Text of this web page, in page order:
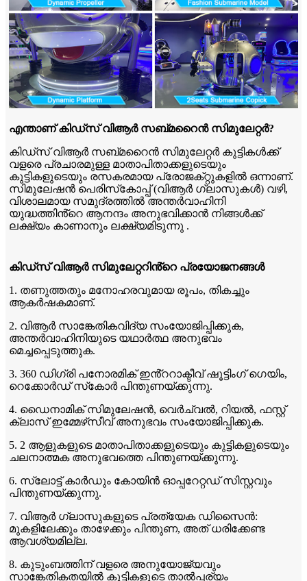
എന്താണ് കിഡ്‌സ് വിആർ സബ്‌മറൈൻ സിമുലേറ്റർ?
കിഡ്‌സ് വിആർ സബ്‌മറൈൻ സിമുലേറ്റർ കുട്ടികൾക്ക്
വളരെ പ്രചാരമുള്ള മാതാപിതാക്കളുടെയും
കുട്ടികളുടെയും രസകരമായ പ്രോജക്‌റ്റുകളിൽ ഒന്നാണ്.
സിമുലേഷൻ പെരിസ്‌കോപ്പ് (വിആർ ഗ്ലാസുകൾ) വഴി,
വിശാലമായ സമുദ്രത്തിൽ അന്തർവാഹിനി
യുദ്ധത്തിൻ്റെ ആനന്ദം അനുഭവിക്കാൻ നിങ്ങൾക്ക്
ലക്ഷ്യം കാണാനും ലക്ഷ്യമിടുന്നു .
കിഡ്‌സ് വിആർ സിമുലേറ്ററിൻ്റെ പ്രയോജനങ്ങൾ
1. തണുത്തതും മനോഹരവുമായ രൂപം, തികച്ചും
ആകർഷകമാണ്.
2. വിആർ സാങ്കേതികവിദ്യ സംയോജിപ്പിക്കുക,
അന്തർവാഹിനിയുടെ യഥാർത്ഥ അനുഭവം
മെച്ചപ്പെടുത്തുക.
3. 360 ഡിഗ്രി പനോരമിക് ഇൻ്ററാക്ടീവ് ഷൂട്ടിംഗ് ഗെയിം,
റെക്കോർഡ് സ്‌കോർ പിന്തുണയ്ക്കുന്നു.
4. ഡൈനാമിക് സിമുലേഷൻ, വെർച്വൽ, റിയൽ, ഫസ്റ്റ്
ക്ലാസ് ഇമ്മേഴ്‌സീവ് അനുഭവം സംയോജിപ്പിക്കുക.
5. 2 ആളുകളുടെ മാതാപിതാക്കളുടെയും കുട്ടികളുടെയും
ചലനാത്മക അനുഭവത്തെ പിന്തുണയ്ക്കുന്നു.
6. സ്ലോട്ട് കാർഡും കോയിൻ ഓപ്പറേറ്റഡ് സിസ്റ്റവും
പിന്തുണയ്ക്കുന്നു.
7. വിആർ ഗ്ലാസുകളുടെ പ്രത്യേക ഡിസൈൻ:
മുകളിലേക്കും താഴേക്കും പിന്തുണ, അത് ധരിക്കേണ്ട
ആവശ്യമില്ല.
8. കുടുംബത്തിന് വളരെ അനുയോജ്യവും
സാങ്കേതികതയിൽ കുട്ടികളുടെ താൽപ്പര്യം